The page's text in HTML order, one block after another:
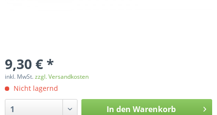
9,30 € *
inkl. MwSt.zzgl. Versandkosten
Nicht lagernd
In den Warenkorb